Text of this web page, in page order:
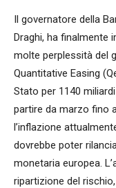
Il governatore della
Draghi, ha finalmente
molte perplessità del
Quantitative Easing
Stato per 1140
partire da marzo fino
l’inflazione
dovrebbe poter
monetaria europea.
ripartizione del